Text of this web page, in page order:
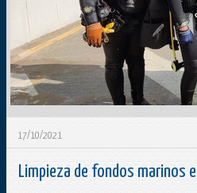
17/10/2021
Limpieza de fondos marinos